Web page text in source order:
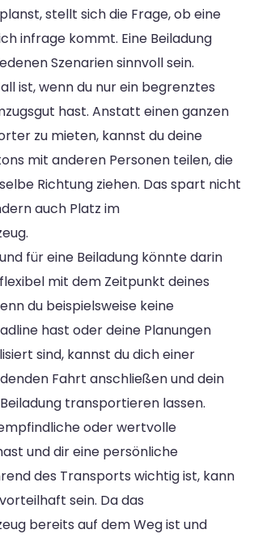
stellt sich die Frage, ob eine
infrage kommt. Eine Beiladung
Szenarien sinnvoll sein.
ist, wenn du nur ein begrenztes
hast. Anstatt einen ganzen
zu mieten, kannst du deine
mit anderen Personen teilen, die
Richtung ziehen. Das spart nicht
auch Platz im
für eine Beiladung könnte darin
mit dem Zeitpunkt deines
du beispielsweise keine
hast oder deine Planungen
sind, kannst du dich einer
Fahrt anschließen und dein
transportieren lassen.
oder wertvolle
und dir eine persönliche
des Transports wichtig ist, kann
sein. Da das
bereits auf dem Weg ist und